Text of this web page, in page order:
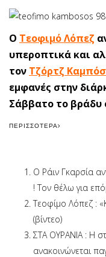
O Τεοφιμό Λόπεζ
υπεροπτικά και
τον Τζόρτζ
εμφανές στην
Σάββατο το βράδυ
ΠΕΡΙΣΣΌΤΕΡΑ
Ο Ράιν Γκαρσία
! Τον θέλω για
Τεοφίμο Λόπεζ :
(βίντεο)
ΣΤΑ ΟΥΡΑΝΙΑ : Η
ανακοινώνεται